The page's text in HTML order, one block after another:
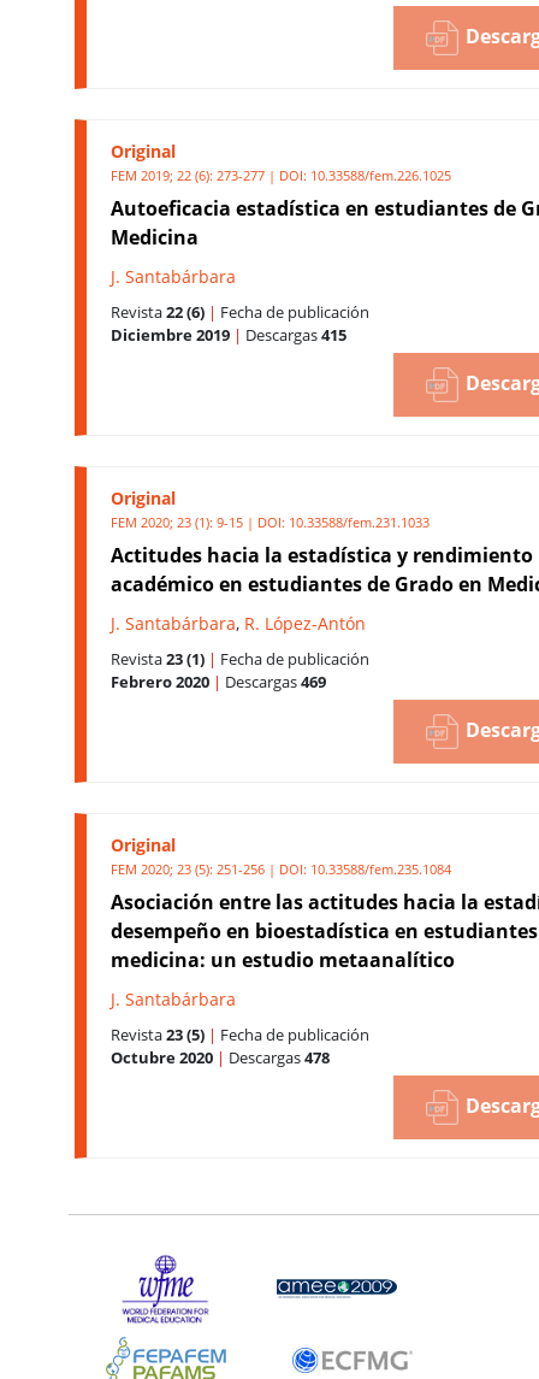
Original
FEM 2019; 22 (6): 273-277 | DOI: 10.33588/fem.226.1025
Autoeficacia estadística en estudiantes de
Medicina
J. Santabárbara
Revista22 (6) | Fecha de publicación
Diciembre 2019 | Descargas415
Original
FEM 2020; 23 (1): 9-15 | DOI: 10.33588/fem.231.1033
Actitudes hacia la estadística y rendimiento
académico en estudiantes de Grado en
J. Santabárbara, R. López-Antón
Revista23 (1) | Fecha de publicación
Febrero 2020 | Descargas469
Original
FEM 2020; 23 (5): 251-256 | DOI: 10.33588/fem.235.1084
Asociación entre las actitudes hacia la
desempeño en bioestadística en
medicina: un estudio metaanalítico
J. Santabárbara
Revista23 (5) | Fecha de publicación
Octubre 2020 | Descargas478